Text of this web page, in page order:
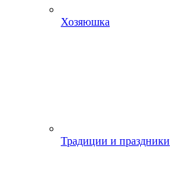
Хозяюшка
Традиции и праздники